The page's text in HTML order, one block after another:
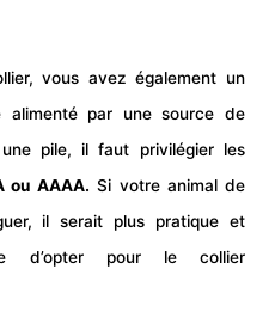
, vous avez également un
par une source de
pile, il faut privilégier les
ou AAAA. Si votre animal de
il serait plus pratique et
d’opter pour le collier